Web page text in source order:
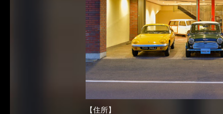
【住所】